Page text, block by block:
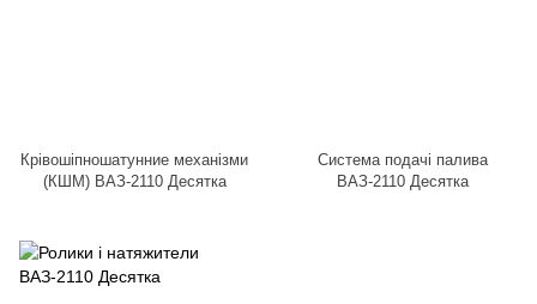
Крівошіпношатунние механізми
(КШМ) ВАЗ-2110 Десятка
Система подачі палива
ВАЗ-2110 Десятка